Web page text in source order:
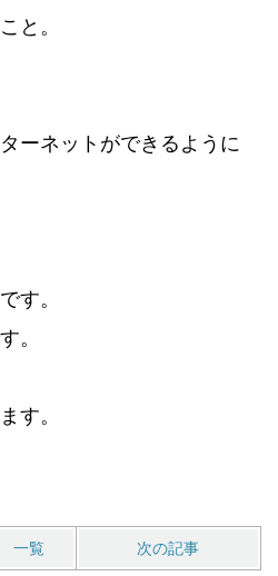
と。
ーネットができるように
す。
。
す。
一覧 次の記事